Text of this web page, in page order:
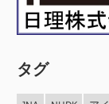
タグ